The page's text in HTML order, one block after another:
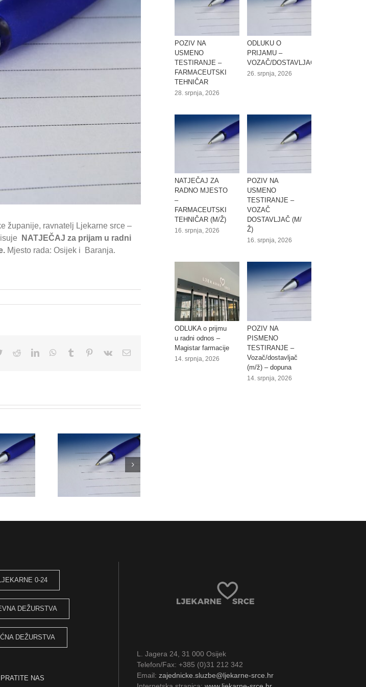
županije, ravnatelj Ljekarne srce –
NATJEČAJ za prijam u radni
Mjesto rada: Osijek i Baranja.
TwitterRedditLinkedInWhatsApp
Tumblr Pinterest
Vk Email:
NA USMENO
–
VOZAČ
(M/Ž)
ODLUKA o prijmu u
radni odnos –
Magistar farmacije
POZIV NA
USMENO
TESTIRANJE –
FARMACEUTSKI
TEHNIČAR
28. srpnja, 2026
ODLUKU O
PRIJAMU –
VOZAČ/DOSTAVLJAČ
26. srpnja, 2026
NATJEČAJ ZA
RADNO MJESTO
–
FARMACEUTSKI
TEHNIČAR (M/Ž)
16. srpnja, 2026
POZIV NA
USMENO
TESTIRANJE –
VOZAČ
DOSTAVLJAČ (M/
Ž)
16. srpnja, 2026
ODLUKA o prijmu
u radni odnos –
Magistar farmacije
14. srpnja, 2026
POZIV NA
PISMENO
TESTIRANJE –
Vozač/dostavljač
(m/ž) – dopuna
14. srpnja, 2026
0-24
DEŽURSTVA
DEŽURSTVA
PRATITE NAS
L. Jagera 24, 31 000 Osijek
Telefon/Fax: +385 (0)31 212 342
Email:zajednicke.sluzbe@ljekarne-srce.hr